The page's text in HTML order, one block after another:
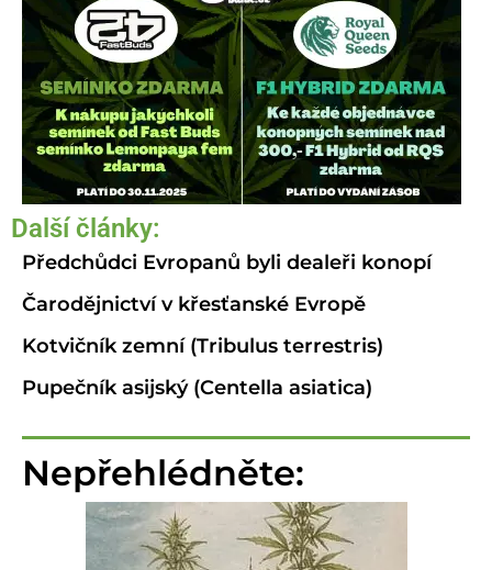
Další články:
Předchůdci Evropanů byli dealeři konopí
Čarodějnictví v křesťanské Evropě
Kotvičník zemní (Tribulus terrestris)
Pupečník asijský (Centella asiatica)
Nepřehlédněte: